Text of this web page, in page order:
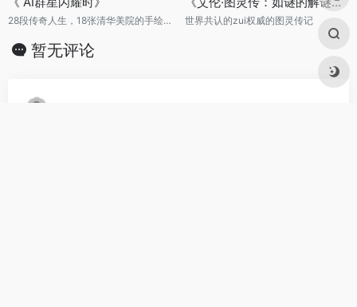
28段传奇人生，18张清华美院的手绘图，还原人工智能历史发展篇章。 世界共认的zui权威的图灵传记
暂无评论